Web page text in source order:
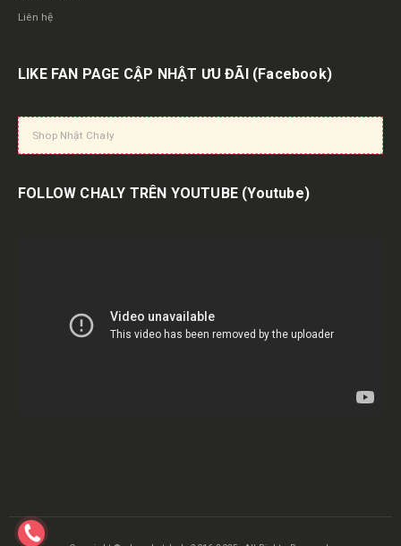
Liên hệ
LIKE FAN PAGE CẬP NHẬT ƯU ĐÃI (Facebook)
Shop Nhật Chaly
FOLLOW CHALY TRÊN YOUTUBE (Youtube)